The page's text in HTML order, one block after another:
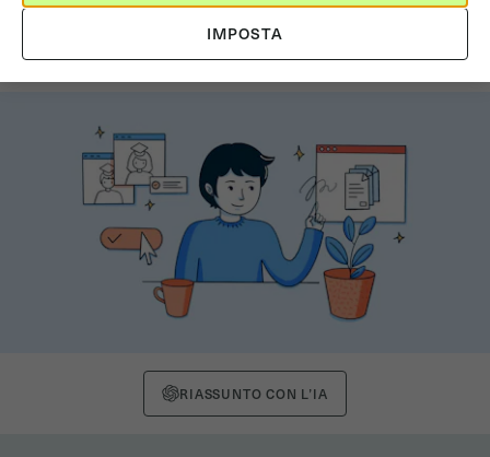
Diventa un nomade digitale, i 5
lavori del futuro
RIASSUNTO CON L’IA
IMPOSTA